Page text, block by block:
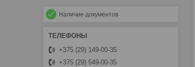
Наличие документов
+375 (29) 149-00-35
+375 (29) 549-00-35